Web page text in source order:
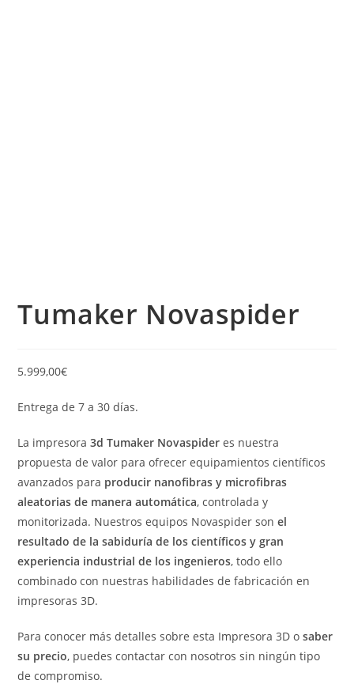
Tumaker Novaspider
5.999,00€
Entrega de 7 a 30 días.
La impresora3d Tumaker Novaspider es nuestra
propuesta de valor para ofrecer equipamientos científicos
avanzados para producir nanofibras y microfibras
aleatorias de manera automática, controlada y
monitorizada. Nuestros equipos Novaspider sonel
resultado de la sabiduría de los científicos y gran
experiencia industrial de los ingenieros, todo ello
combinado con nuestras habilidades de fabricación en
impresoras 3D.
Para conocer más detalles sobre esta Impresora 3D osaber
su precio, puedes contactar con nosotros sin ningún tipo
de compromiso.